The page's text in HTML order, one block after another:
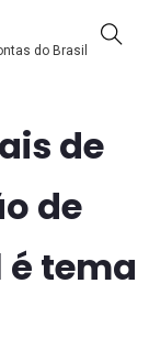
do Brasil
de
de
tema